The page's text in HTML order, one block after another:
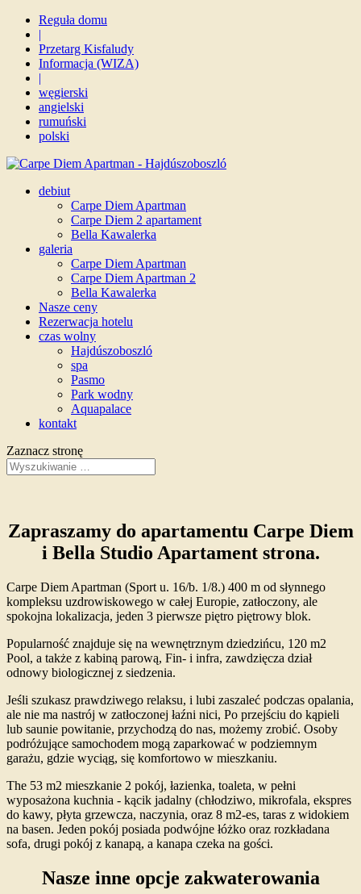
Reguła domu
|
Przetarg Kisfaludy
Informacja (WIZA)
|
węgierski
angielski
rumuński
polski
debiut
Carpe Diem Apartman
Carpe Diem 2 apartament
Bella Kawalerka
galeria
Carpe Diem Apartman
Carpe Diem Apartman 2
Bella Kawalerka
Nasze ceny
Rezerwacja hotelu
czas wolny
Hajdúszoboszló
spa
Pasmo
Park wodny
Aquapalace
kontakt
Zaznacz stronę
Zapraszamy do apartamentu Carpe Diem
i Bella Studio Apartament strona.
Carpe Diem Apartman (Sport u. 16/b. 1/8.) 400 m od słynnego
kompleksu uzdrowiskowego w całej Europie, zatłoczony, ale
spokojna lokalizacja, jeden 3 pierwsze piętro piętrowy blok.
Popularność znajduje się na wewnętrznym dziedzińcu, 120 m2
Pool, a także z kabiną parową, Fin- i infra, zawdzięcza dział
odnowy biologicznej z siedzenia.
Jeśli szukasz prawdziwego relaksu, i lubi zaszaleć podczas opalania,
ale nie ma nastrój w zatłoczonej łaźni nici, Po przejściu do kąpieli
lub saunie powitanie, przychodzą do nas, możemy zrobić. Osoby
podróżujące samochodem mogą zaparkować w podziemnym
garażu, gdzie wyciąg, się komfortowo w mieszkaniu.
The 53 m2 mieszkanie 2 pokój, łazienka, toaleta, w pełni
wyposażona kuchnia - kącik jadalny (chłodziwo, mikrofala, ekspres
do kawy, płyta grzewcza, naczynia, oraz 8 m2-es, taras z widokiem
na basen. Jeden pokój posiada podwójne łóżko oraz rozkładana
sofa, drugi pokój z kanapą, a kanapa czeka na gości.
Nasze inne opcje zakwaterowania